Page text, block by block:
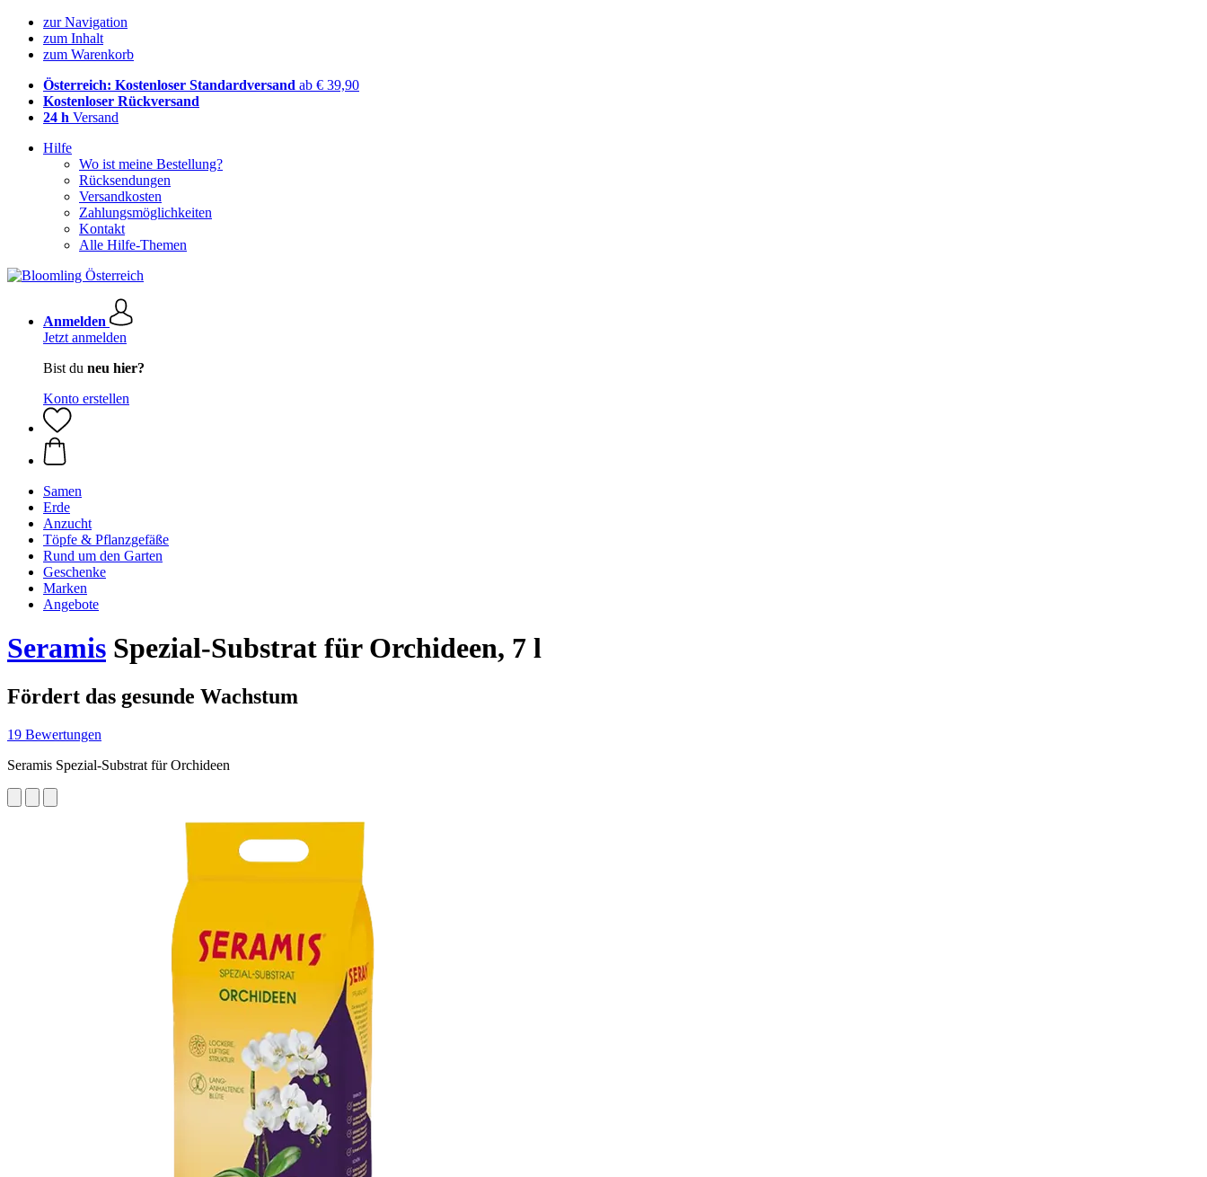
zur Navigation
zum Inhalt
zum Warenkorb
Österreich: Kostenloser Standardversand ab € 39,90
Kostenloser Rückversand
24 h Versand
Hilfe
Wo ist meine Bestellung?
Rücksendungen
Versandkosten
Zahlungsmöglichkeiten
Kontakt
Alle Hilfe-Themen
Anmelden
Jetzt anmelden
Bist du neu hier?
Konto erstellen
Samen
Erde
Anzucht
Töpfe & Pflanzgefäße
Rund um den Garten
Geschenke
Marken
Angebote
Seramis Spezial-Substrat für Orchideen, 7 l
Fördert das gesunde Wachstum
19 Bewertungen
Seramis Spezial-Substrat für Orchideen